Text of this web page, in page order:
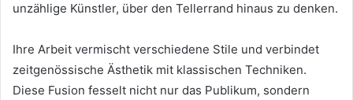
unzählige Künstler, über den Tellerrand hinaus zu denken.
Ihre Arbeit vermischt verschiedene Stile und verbindet
zeitgenössische Ästhetik mit klassischen Techniken.
Diese Fusion fesselt nicht nur das Publikum, sondern